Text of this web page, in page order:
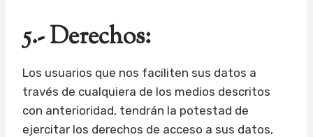
5.- Derechos:
Los usuarios que nos faciliten sus datos a
través de cualquiera de los medios descritos
con anterioridad, tendrán la potestad de
ejercitar los derechos de acceso a sus datos,